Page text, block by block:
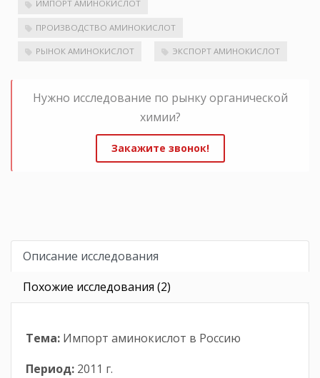
ИМПОРТ АМИНОКИСЛОТ
ПРОИЗВОДСТВО АМИНОКИСЛОТ
РЫНОК АМИНОКИСЛОТ ЭКСПОРТ АМИНОКИСЛОТ
Нужно исследование по рынку органической
химии?
Закажите звонок!
Описание исследования
Похожие исследования (2)
Тема: Импорт аминокислот в Россию
Период: 2011 г.